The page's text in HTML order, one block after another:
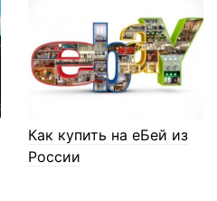
Как купить на еБей из
России